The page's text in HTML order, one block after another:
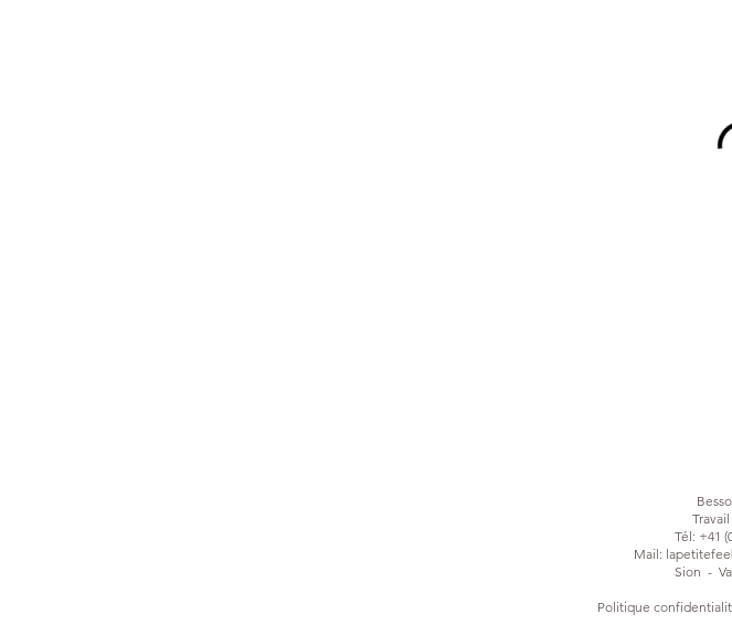
Tél: +41
Mail:
Sion -
Politique